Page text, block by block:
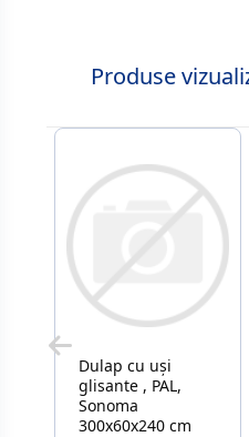
Produse
Dulap cu uși
glisante , PAL,
Sonoma
300x60x240 cm